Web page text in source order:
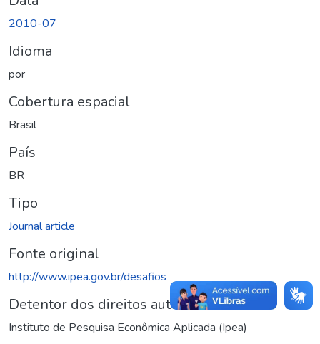
2010-07
Idioma
por
Cobertura espacial
Brasil
País
BR
Tipo
Journal article
Fonte original
http://www.ipea.gov.br/desafios
Detentor dos direitos autorais
Instituto de Pesquisa Econômica Aplicada (Ipea)